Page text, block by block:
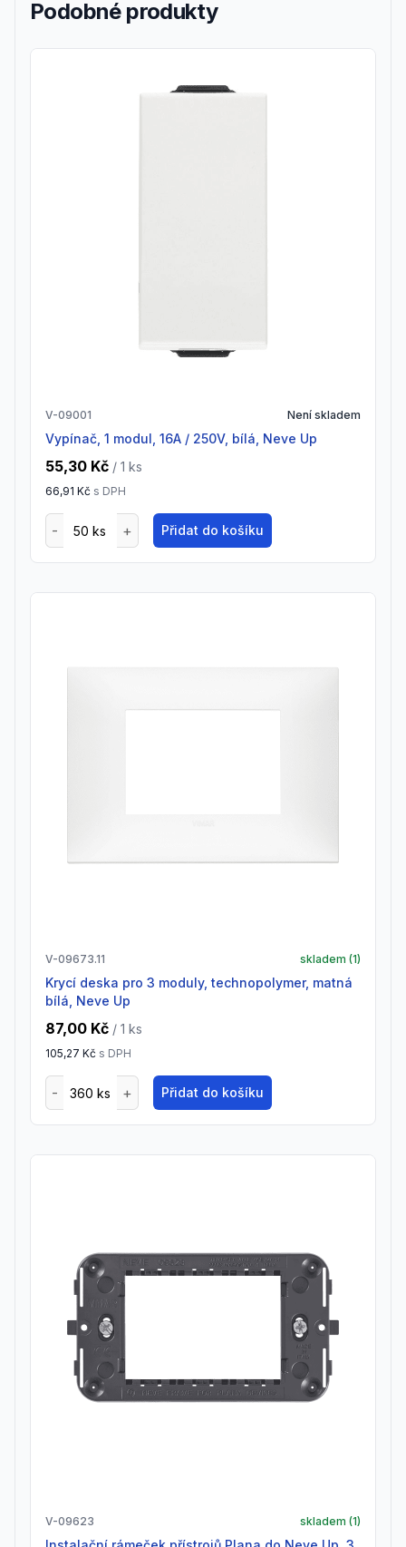
Podobné produkty
V-09001 Není skladem
Vypínač, 1 modul, 16A / 250V, bílá, Neve Up
55,30 Kč / 1 ks
66,91 Kč s DPH
Přidat do košíku
V-09673.11 skladem (1)
Krycí deska pro 3 moduly, technopolymer, matná
bílá, Neve Up
87,00 Kč / 1 ks
105,27 Kč s DPH
Přidat do košíku
V-09623 skladem (1)